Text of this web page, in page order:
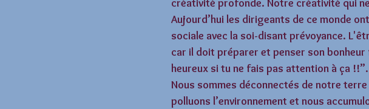
créativité profonde. Notre créativité qui
Aujourd’hui les dirigeants de ce monde
sociale avec la soi-disant prévoyance.
car il doit préparer et penser son
heureux si tu ne fais pas attention à ça !!”.
Nous sommes déconnectés de notre
polluons l’environnement et nous